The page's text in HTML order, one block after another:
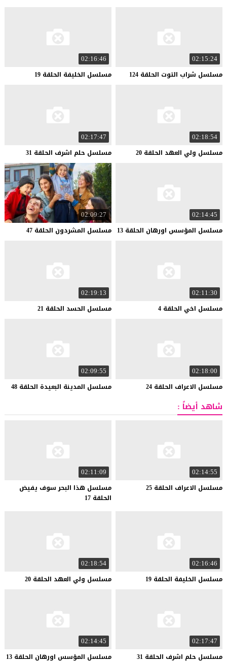
02:15:24
مسلسل شراب التوت الحلقة 124
02:16:46
مسلسل الخليفة الحلقة 19
02:18:54
مسلسل ولي العهد الحلقة 20
02:17:47
مسلسل حلم اشرف الحلقة 31
02:14:45
مسلسل المؤسس اورهان الحلقة 13
02:09:27
مسلسل المشردون الحلقة 47
02:11:30
مسلسل اخي الحلقة 4
02:19:13
مسلسل الحسد الحلقة 21
02:18:00
مسلسل الاعراف الحلقة 24
02:09:55
مسلسل المدينة البعيدة الحلقة 48
شاهد أيضاً :
02:14:55
مسلسل الاعراف الحلقة 25
02:11:09
مسلسل هذا البحر سوف يفيض
الحلقة 17
02:16:46
مسلسل الخليفة الحلقة 19
02:18:54
مسلسل ولي العهد الحلقة 20
02:17:47
مسلسل حلم اشرف الحلقة 31
02:14:45
مسلسل المؤسس اورهان الحلقة 13